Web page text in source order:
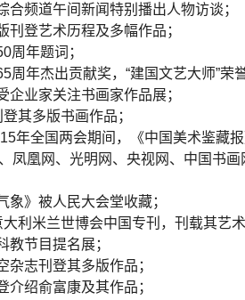
频道午间新闻特别播出人物访谈；
登艺术历程及多幅作品；
周年题词；
年杰出贡献奖，“建国文艺大师”荣
业家关注书画家作品展；
其多版书画作品；
年全国两会期间，《中国美术鉴藏
凤凰网、光明网、央视网、中国书
》被人民大会堂收藏；
利米兰世博会中国专刊，刊载其艺术
教节目提名展；
志刊登其多版作品；
绍俞富康及其作品；